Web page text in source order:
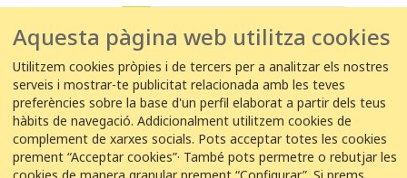
Maresme
EDAR
Murcia-
Este
1
Aquesta pàgina web utilitza cookies
Utilitzem cookies pròpies i de tercers per a analitzar els nostres
serveis i mostrar-te publicitat relacionada amb les teves
preferències sobre la base d'un perfil elaborat a partir dels teus
hàbits de navegació. Addicionalment utilitzem cookies de
complement de xarxes socials. Pots acceptar totes les cookies
prement “Acceptar cookies”· També pots permetre o rebutjar les
cookies de manera granular prement “Configurar”. Si prems